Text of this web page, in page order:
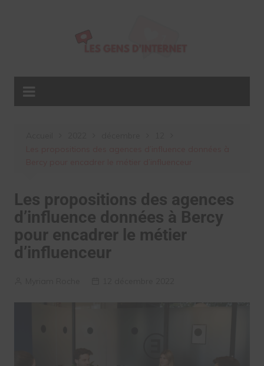
Les propositions des agences
d’influence données à Bercy
pour encadrer le métier
d’influenceur